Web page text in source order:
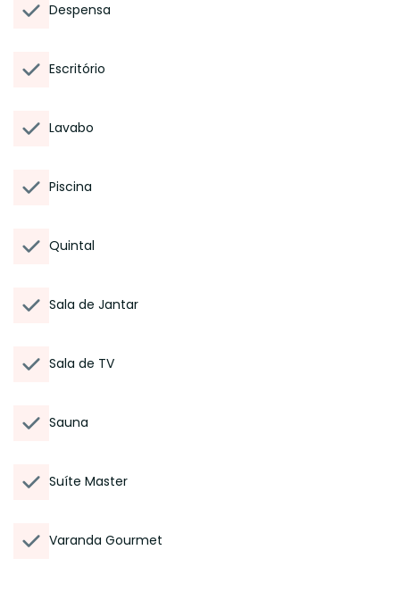
Despensa
Escritório
Lavabo
Piscina
Quintal
Sala de Jantar
Sala de TV
Sauna
Suíte Master
Varanda Gourmet